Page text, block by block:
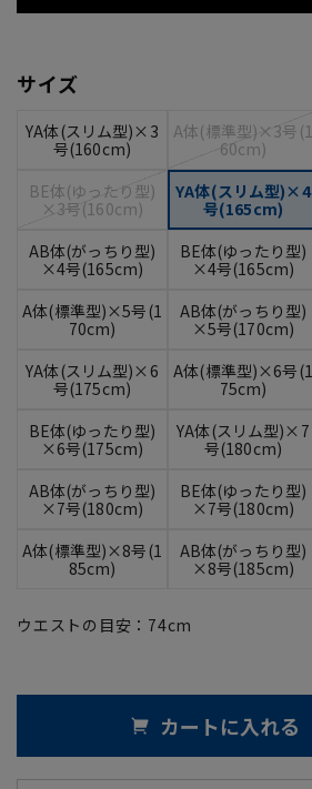
サイズ
YA体(スリム型)×3
号(160cm)
A体(標準型)×3号(1
60cm)
BE体(ゆったり型)
×3号(160cm)
YA体(スリム型)×4
号(165cm)
AB体(がっちり型)
×4号(165cm)
BE体(ゆったり型)
×4号(165cm)
A体(標準型)×5号(1
70cm)
AB体(がっちり型)
×5号(170cm)
YA体(スリム型)×6
号(175cm)
A体(標準型)×6号(1
75cm)
BE体(ゆったり型)
×6号(175cm)
YA体(スリム型)×7
号(180cm)
AB体(がっちり型)
×7号(180cm)
BE体(ゆったり型)
×7号(180cm)
A体(標準型)×8号(1
85cm)
AB体(がっちり型)
×8号(185cm)
ウエストの目安： 74cm
カートに入れる